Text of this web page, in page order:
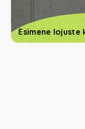
Esimene